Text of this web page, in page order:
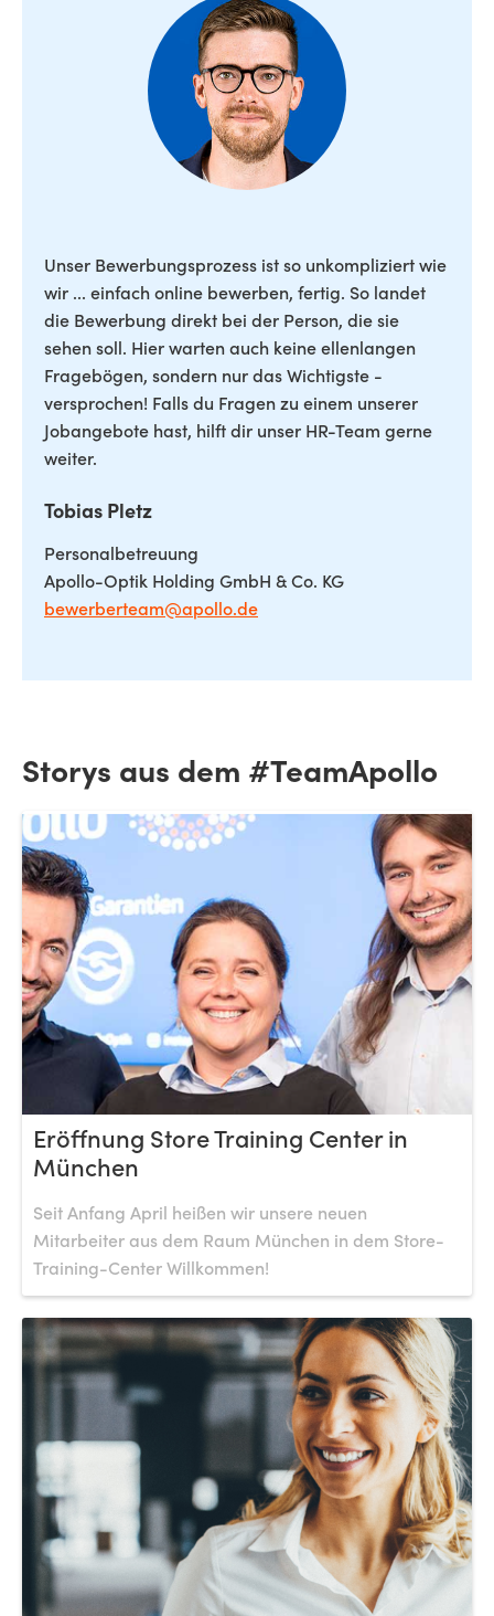
Unser Bewerbungsprozess ist so unkompliziert wie
wir ... einfach online bewerben, fertig. So landet
die Bewerbung direkt bei der Person, die sie
sehen soll. Hier warten auch keine ellenlangen
Fragebögen, sondern nur das Wichtigste -
versprochen! Falls du Fragen zu einem unserer
Jobangebote hast, hilft dir unser HR-Team gerne
weiter.
Tobias Pletz
Personalbetreuung
Apollo-Optik Holding GmbH & Co. KG
bewerberteam@apollo.de
Storys aus dem #TeamApollo
Eröffnung Store Training Center in
München
Seit Anfang April heißen wir unsere neuen
Mitarbeiter aus dem Raum München in dem Store-
Training-Center Willkommen!